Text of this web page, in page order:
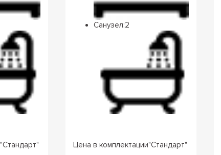
"Стандарт"
Санузел:2
Цена в комплектации"Стандарт"